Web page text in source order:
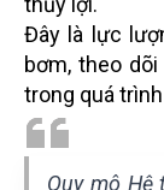
Đây là lực
bơm, theo
trong quá
Quy mô